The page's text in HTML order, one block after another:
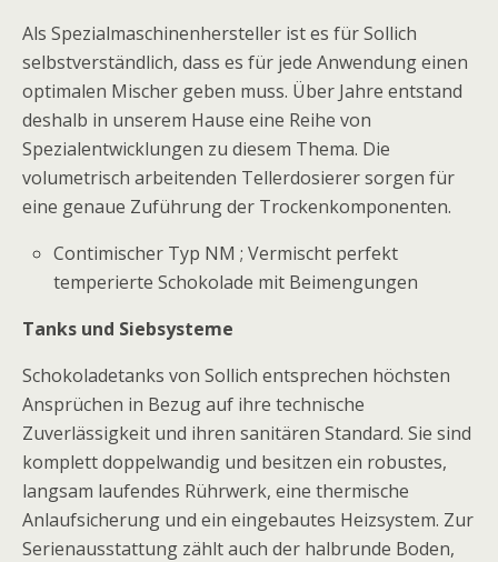
Als Spezialmaschinenhersteller ist es für Sollich
selbstverständlich, dass es für jede Anwendung einen
optimalen Mischer geben muss. Über Jahre entstand
deshalb in unserem Hause eine Reihe von
Spezialentwicklungen zu diesem Thema. Die
volumetrisch arbeitenden Tellerdosierer sorgen für
eine genaue Zuführung der Trockenkomponenten.
Contimischer Typ NM ; Vermischt perfekt
temperierte Schokolade mit Beimengungen
Tanks und Siebsysteme
Schokoladetanks von Sollich entsprechen höchsten
Ansprüchen in Bezug auf ihre technische
Zuverlässigkeit und ihren sanitären Standard. Sie sind
komplett doppelwandig und besitzen ein robustes,
langsam laufendes Rührwerk, eine thermische
Anlaufsicherung und ein eingebautes Heizsystem. Zur
Serienausstattung zählt auch der halbrunde Boden,